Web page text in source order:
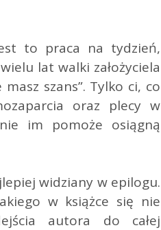
to praca na tydzień,
lat walki założyciela
szans”. Tylko ci, co
oraz plecy w
im pomoże osiągną
widziany w epilogu.
w książce się nie
autora do całej